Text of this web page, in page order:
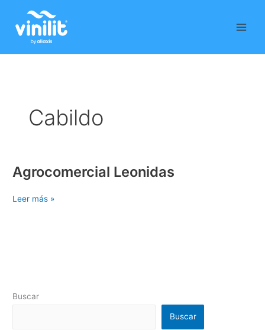
contenido
Cabildo
Agrocomercial Leonidas
Agrocomercial
Leonidas
Leer más »
Buscar
Buscar